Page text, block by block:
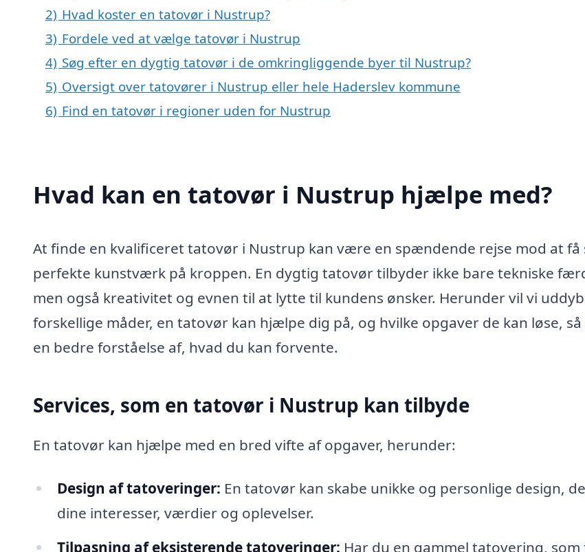
2) Hvad koster en tatovør i Nustrup?
3) Fordele ved at vælge tatovør i Nustrup
4) Søg efter en dygtig tatovør i de omkringliggende byer til Nustrup?
5) Oversigt over tatovører i Nustrup eller hele Haderslev kommune
6) Find en tatovør i regioner uden for Nustrup
Hvad kan en tatovør i Nustrup hjælpe med?
At finde en kvalificeret tatovør i Nustrup kan være en spændende rejse mod at få
perfekte kunstværk på kroppen. En dygtig tatovør tilbyder ikke bare tekniske
men også kreativitet og evnen til at lytte til kundens ønsker. Herunder vil vi
forskellige måder, en tatovør kan hjælpe dig på, og hvilke opgaver de kan løse, så
en bedre forståelse af, hvad du kan forvente.
Services, som en tatovør i Nustrup kan tilbyde
En tatovør kan hjælpe med en bred vifte af opgaver, herunder:
Design af tatoveringer: En tatovør kan skabe unikke og personlige design,
dine interesser, værdier og oplevelser.
Tilpasning af eksisterende tatoveringer: Har du en gammel tatovering,